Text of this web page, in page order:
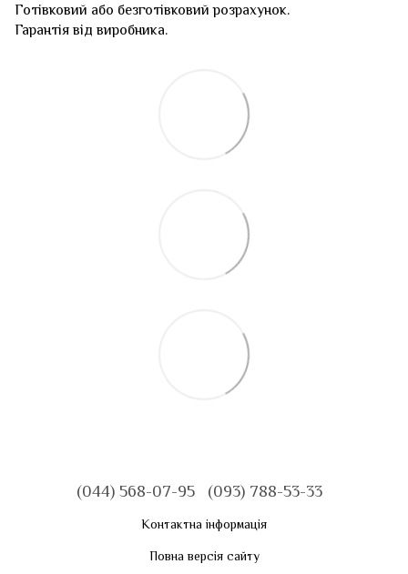
Готівковий або безготівковий розрахунок.
Гарантія від виробника.
(044) 568-07-95 (093) 788-53-33
Контактна інформація
Повна версія сайту